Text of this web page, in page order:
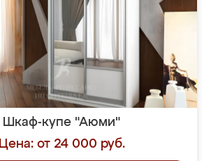
Шкаф-купе "Аюми"
Цена: от 24 000 руб.